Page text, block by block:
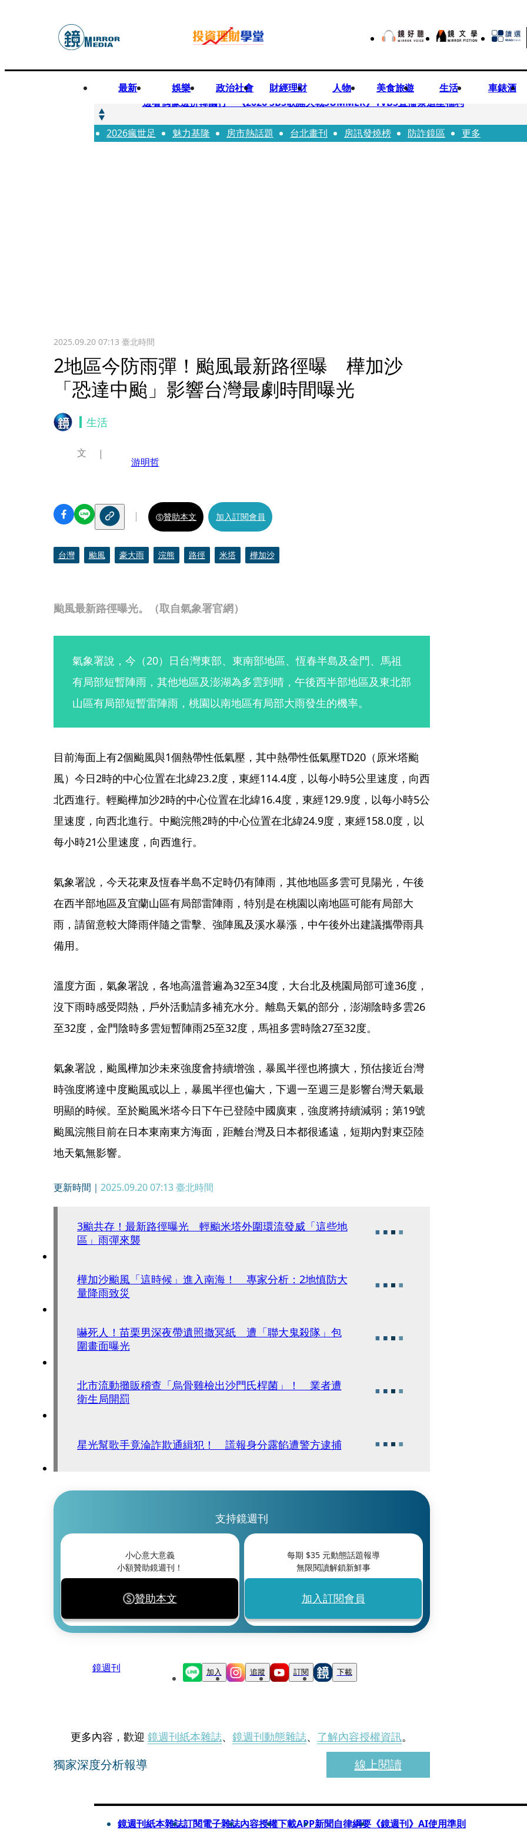
最新 娛樂 政治社會 財經理財 人物 美食旅遊 生活 車錶酒
快訊
邊看偶像邊拚韓國行 《2026 SBS歌謠大戰SUMMER》TVBS直播祭追星福利
快訊
代誌大條火急跳船？ 宏碁派任李文詳接掌兆基屋管2天就喊撤出！
2026瘋世足 魅力基隆 房市熱話題 台北畫刊 房訊發燒榜 防詐鏡區 更多
2025.09.20 07:13 臺北時間
2地區今防雨彈！颱風最新路徑曝 樺加沙
「恐達中颱」影響台灣最劇時間曝光
生活
颱風最新路徑曝光。（取自氣象署官網）
文
游明哲
贊助本文 加入訂閱會員
台灣 颱風 豪大雨 浣熊 路徑 米塔 樺加沙
氣象署說，今（20）日台灣東部、東南部地區、恆春半島及金門、馬祖
有局部短暫陣雨，其他地區及澎湖為多雲到晴，午後西半部地區及東北部
山區有局部短暫雷陣雨，桃園以南地區有局部大雨發生的機率。
目前海面上有2個颱風與1個熱帶性低氣壓，其中熱帶性低氣壓TD20（原米塔颱
風）今日2時的中心位置在北緯23.2度，東經114.4度，以每小時5公里速度，向西
北西進行。輕颱樺加沙2時的中心位置在北緯16.4度，東經129.9度，以每小時5公
里速度，向西北進行。中颱浣熊2時的中心位置在北緯24.9度，東經158.0度，以
每小時21公里速度，向西進行。
氣象署說，今天花東及恆春半島不定時仍有陣雨，其他地區多雲可見陽光，午後
在西半部地區及宜蘭山區有局部雷陣雨，特別是在桃園以南地區可能有局部大
雨，請留意較大降雨伴隨之雷擊、強陣風及溪水暴漲，中午後外出建議攜帶雨具
備用。
溫度方面，氣象署說，各地高溫普遍為32至34度，大台北及桃園局部可達36度，
沒下雨時感受悶熱，戶外活動請多補充水分。離島天氣的部分，澎湖陰時多雲26
至32度，金門陰時多雲短暫陣雨25至32度，馬祖多雲時陰27至32度。
氣象署說，颱風樺加沙未來強度會持續增強，暴風半徑也將擴大，預估接近台灣
時強度將達中度颱風或以上，暴風半徑也偏大，下週一至週三是影響台灣天氣最
明顯的時候。至於颱風米塔今日下午已登陸中國廣東，強度將持續減弱；第19號
颱風浣熊目前在日本東南東方海面，距離台灣及日本都很遙遠，短期內對東亞陸
地天氣無影響。
更新時間｜ 2025.09.20 07:13臺北時間
3颱共存！最新路徑曝光 輕颱米塔外圍環流發威「這些地
區」雨彈來襲
樺加沙颱風「這時候」進入南海！ 專家分析：2地慎防大
量降雨致災
嚇死人！苗栗男深夜帶遺照撒冥紙 遭「聯大鬼殺隊」包
圍畫面曝光
北市流動攤販稽查「烏骨雞檢出沙門氏桿菌」！ 業者遭
衛生局開罰
星光幫歌手竟淪詐欺通緝犯！ 謊報身分露餡遭警方逮捕
支持鏡週刊
小心意大意義
小額贊助鏡週刊！
贊助本文
每期 $35元動態話題報導
無限閱讀解鎖新鮮事
加入訂閱會員
鏡週刊 加入 追蹤 訂閱 下載
更多內容，歡迎 鏡週刊紙本雜誌、 鏡週刊動態雜誌、 了解內容授權資訊。
獨家深度分析報導 線上閱讀
鏡週刊紙本雜誌訂閱電子雜誌內容授權下載APP新聞自律綱要 《鏡週刊》AI使用準則